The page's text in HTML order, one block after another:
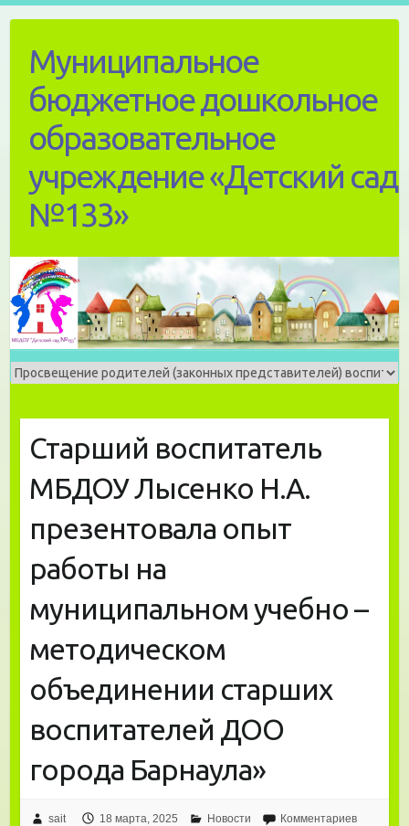
contentМуниципальное
бюджетное дошкольное
образовательное
учреждение «Детский сад
№133»
Старший воспитатель
МБДОУ Лысенко Н.А.
презентовала опыт
работы на
муниципальном учебно –
методическом
объединении старших
воспитателей ДОО
города Барнаула»
sait 18 марта, 2025 Новости
Комментариев